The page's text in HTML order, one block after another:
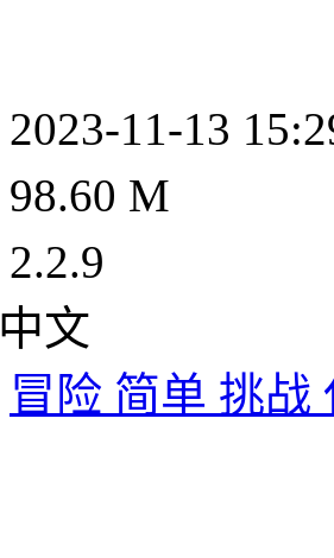
2023-11-13
98.60 M
2.2.9
中文
冒险 简单 挑战